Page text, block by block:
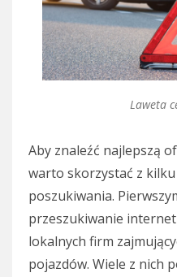
Laweta
Aby znaleźć najlepszą
warto skorzystać z
poszukiwania.
przeszukiwanie
lokalnych firm
pojazdów. Wiele z nich